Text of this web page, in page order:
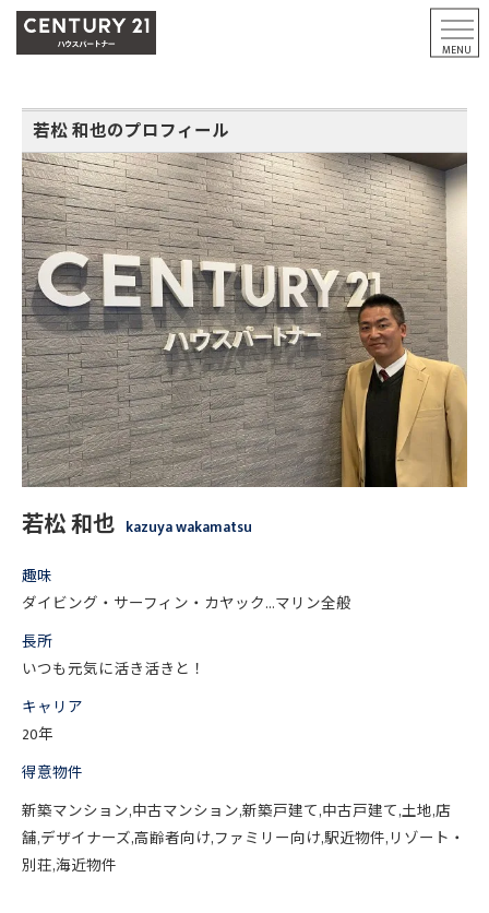
若松 和也のプロフィール
若松 和也 kazuya wakamatsu
趣味
ダイビング・サーフィン・カヤック…マリン全般
長所
いつも元気に活き活きと！
キャリア
20年
得意物件
新築マンション,中古マンション,新築戸建て,中古戸建て,土地,店
舗,デザイナーズ,高齢者向け,ファミリー向け,駅近物件,リゾート・
別荘,海近物件